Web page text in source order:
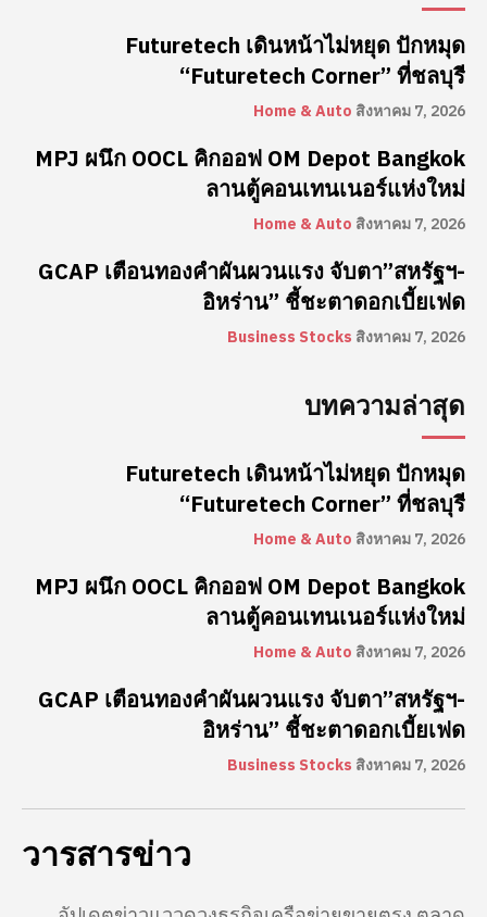
Futuretech เดินหน้าไม่หยุด ปักหมุด
“Futuretech Corner” ที่ชลบุรี
Home & Auto สิงหาคม 7, 2026
MPJ ผนึก OOCL คิกออฟ OM Depot Bangkok
ลานตู้คอนเทนเนอร์แห่งใหม่
Home & Auto สิงหาคม 7, 2026
GCAP เตือนทองคำผันผวนแรง จับตา”สหรัฐฯ-
อิหร่าน” ชี้ชะตาดอกเบี้ยเฟด
Business Stocks สิงหาคม 7, 2026
บทความล่าสุด
Futuretech เดินหน้าไม่หยุด ปักหมุด
“Futuretech Corner” ที่ชลบุรี
Home & Auto สิงหาคม 7, 2026
MPJ ผนึก OOCL คิกออฟ OM Depot Bangkok
ลานตู้คอนเทนเนอร์แห่งใหม่
Home & Auto สิงหาคม 7, 2026
GCAP เตือนทองคำผันผวนแรง จับตา”สหรัฐฯ-
อิหร่าน” ชี้ชะตาดอกเบี้ยเฟด
Business Stocks สิงหาคม 7, 2026
วารสารข่าว